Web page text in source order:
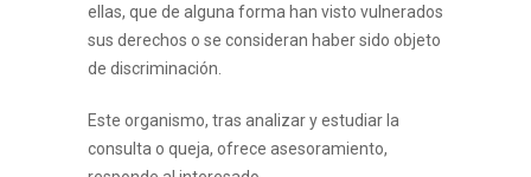
ellas, que de alguna forma han visto vulnerados
sus derechos o se consideran haber sido objeto
de discriminación.
Este organismo, tras analizar y estudiar la
consulta o queja, ofrece asesoramiento,